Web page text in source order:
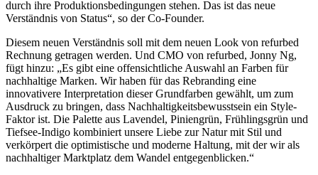
durch ihre Produktionsbedingungen stehen. Das ist das neue
Verständnis von Status“, so der Co-Founder.
Diesem neuen Verständnis soll mit dem neuen Look von refurbed
Rechnung getragen werden. Und CMO von refurbed, Jonny Ng,
fügt hinzu: „Es gibt eine offensichtliche Auswahl an Farben für
nachhaltige Marken. Wir haben für das Rebranding eine
innovativere Interpretation dieser Grundfarben gewählt, um zum
Ausdruck zu bringen, dass Nachhaltigkeitsbewusstsein ein Style-
Faktor ist. Die Palette aus Lavendel, Piniengrün, Frühlingsgrün und
Tiefsee-Indigo kombiniert unsere Liebe zur Natur mit Stil und
verkörpert die optimistische und moderne Haltung, mit der wir als
nachhaltiger Marktplatz dem Wandel entgegenblicken.“